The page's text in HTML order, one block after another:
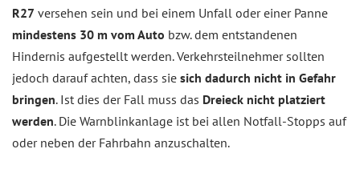
R27 versehen sein und bei einem Unfall oder einer Panne
mindestens 30 m vom Auto bzw. dem entstandenen
Hindernis aufgestellt werden. Verkehrsteilnehmer sollten
jedoch darauf achten, dass sie sich dadurch nicht in Gefahr
bringen. Ist dies der Fall muss das Dreieck nicht platziert
werden. Die Warnblinkanlage ist bei allen Notfall-Stopps auf
oder neben der Fahrbahn anzuschalten.